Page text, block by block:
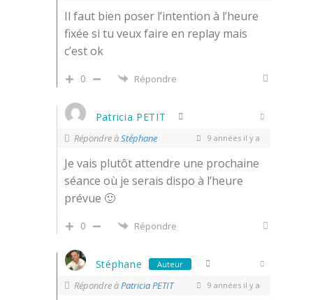
Il faut bien poser l’intention à l’heure
fixée si tu veux faire en replay mais
c’est ok
0 Répondre
Patricia PETIT
Répondre àStéphane 9 années il y a
Je vais plutôt attendre une prochaine
séance où je serais dispo à l’heure
prévue 🙂
0 Répondre
Stéphane Auteur
Répondre àPatricia PETIT 9 années il y a